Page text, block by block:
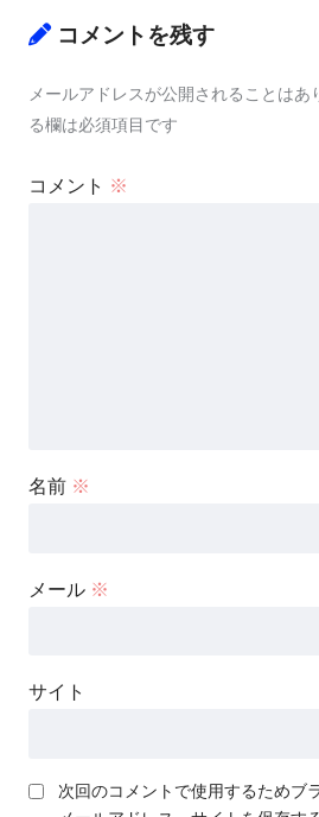
コメントを残す
メールアドレスが公開されることはあ
る欄は必須項目です
コメント ※
名前 ※
メール ※
サイト
次回のコメントで使用するためブ